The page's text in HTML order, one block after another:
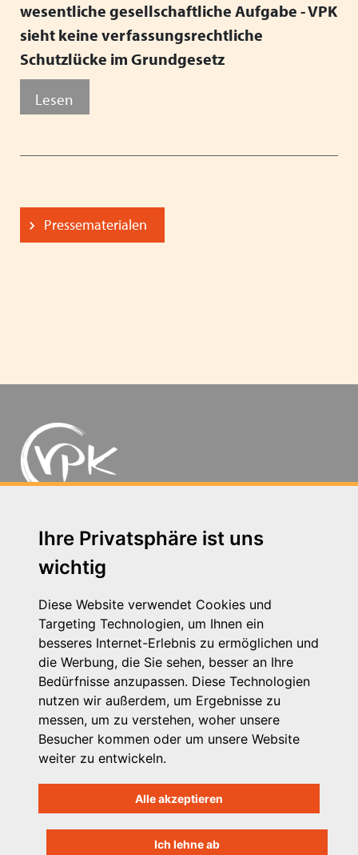
Ihre Privatsphäre ist uns
wichtig
Diese Website verwendet Cookies und
Targeting Technologien, um Ihnen ein
besseres Internet-Erlebnis zu ermöglichen und
die Werbung, die Sie sehen, besser an Ihre
Bedürfnisse anzupassen. Diese Technologien
nutzen wir außerdem, um Ergebnisse zu
messen, um zu verstehen, woher unsere
Besucher kommen oder um unsere Website
weiter zu entwickeln.
Alle akzeptieren
Ich lehne ab
wesentliche gesellschaftliche Aufgabe - VPK
sieht keine verfassungsrechtliche
Schutzlücke im Grundgesetz
Lesen
Pressematerialen
Michaelkirchstr. 17/18 - 10179 Berlin
Telefon: 030 – 58 58 17 16 01
E-Mail: info@vpk.de
Presse
Kontakt
Impressum
Datenschutzhinweis
Login